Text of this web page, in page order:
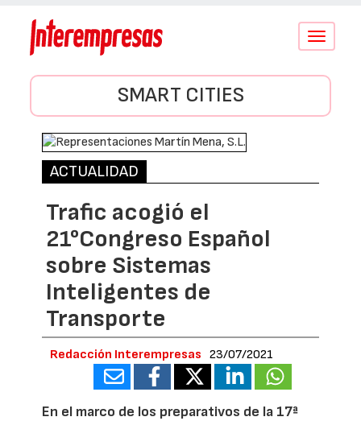
Conmutar
SMART CITIES
ACTUALIDAD
Trafic acogió el
21°Congreso Español
sobre Sistemas
Inteligentes de
Transporte
Redacción Interempresas 23/07/2021
En el marco de los preparativos de la 17ª